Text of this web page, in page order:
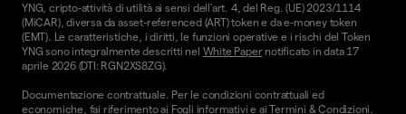
YNG, cripto-attività di utilità ai sensi dell'art. 4, del Reg. (UE) 2023/1114
(MiCAR), diversa da asset-referenced (ART) token e da e-money token
(EMT). Le caratteristiche, i diritti, le funzioni operative e i rischi del Token
YNG sono integralmente descritti nel White Papernotificato in data 17
aprile 2026 (DTI: RGN2XS8ZG).
Documentazione contrattuale. Per le condizioni contrattuali ed
economiche, fai riferimento ai Fogli informativi e aiTermini & Condizioni.